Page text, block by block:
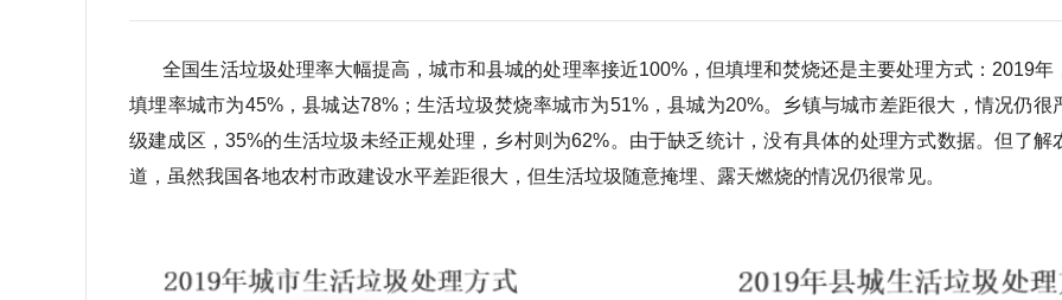
全国生活垃圾处理率大幅提高，城市和县城的处理率接近100%，但填埋和焚烧还是主要处理方式：2019年
填埋率城市为45%，县城达78%；生活垃圾焚烧率城市为51%，县城为20%。乡镇与城市差距很大，情况仍很
级建成区，35%的生活垃圾未经正规处理，乡村则为62%。由于缺乏统计，没有具体的处理方式数据。但了解
道，虽然我国各地农村市政建设水平差距很大，但生活垃圾随意掩埋、露天燃烧的情况仍很常见。